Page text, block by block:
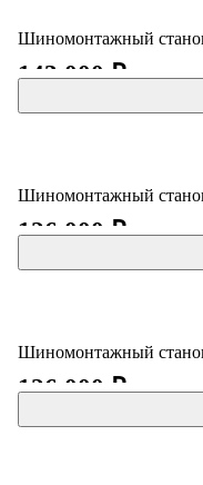
Шиномонтажный
143 000 ₽
Шиномонтажный
126 000 ₽
Шиномонтажный
126 000 ₽